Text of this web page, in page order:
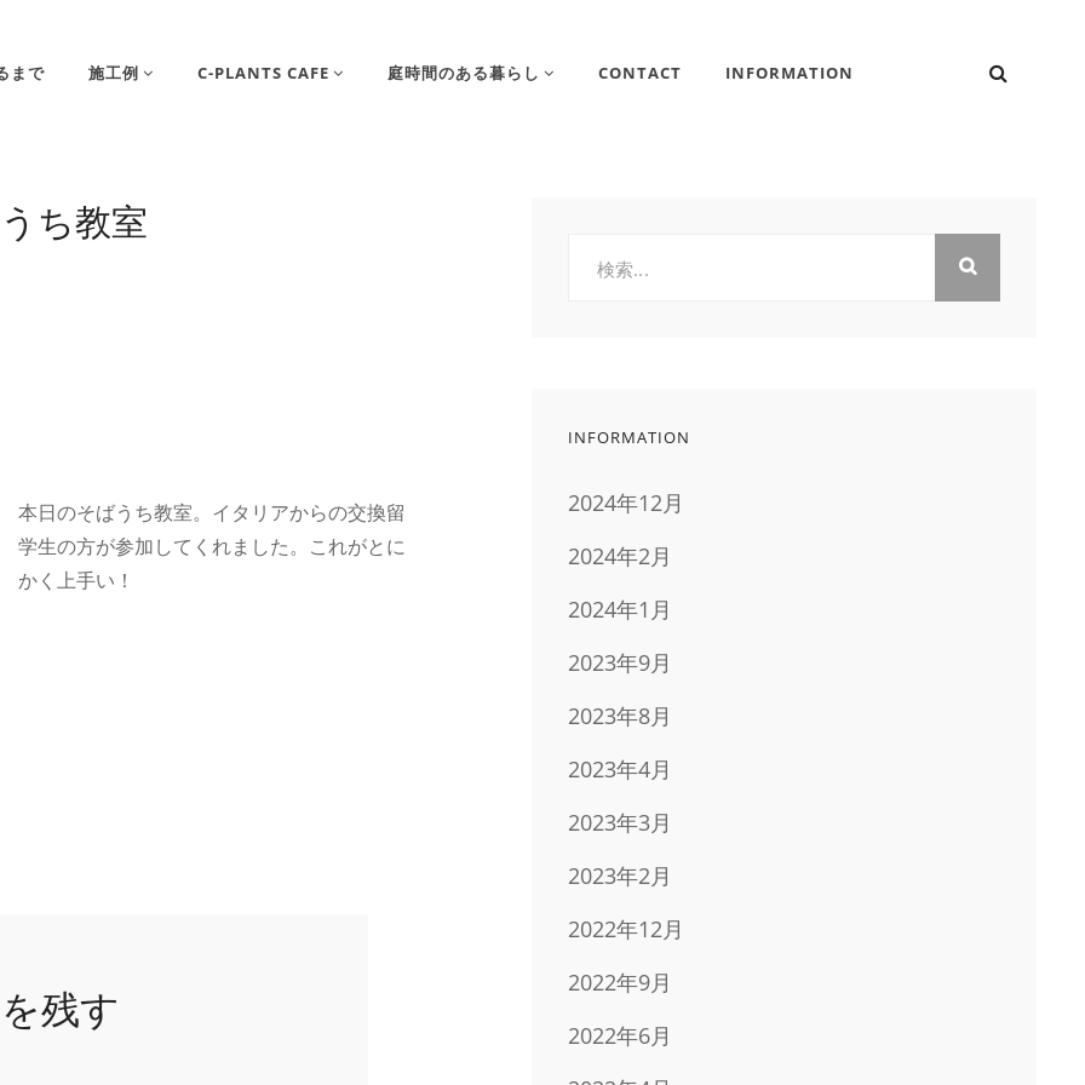
まで 施工例 C-PLANTS CAFE 庭時間のある暮らし CONTACT INFORMATION
ち教室
本日のそばうち教室。イタリアからの交換留
学生の方が参加してくれました。これがとに
かく上手い！
残す
INFORMATION
2024年12月
2024年2月
2024年1月
2023年9月
2023年8月
2023年4月
2023年3月
2023年2月
2022年12月
2022年9月
2022年6月